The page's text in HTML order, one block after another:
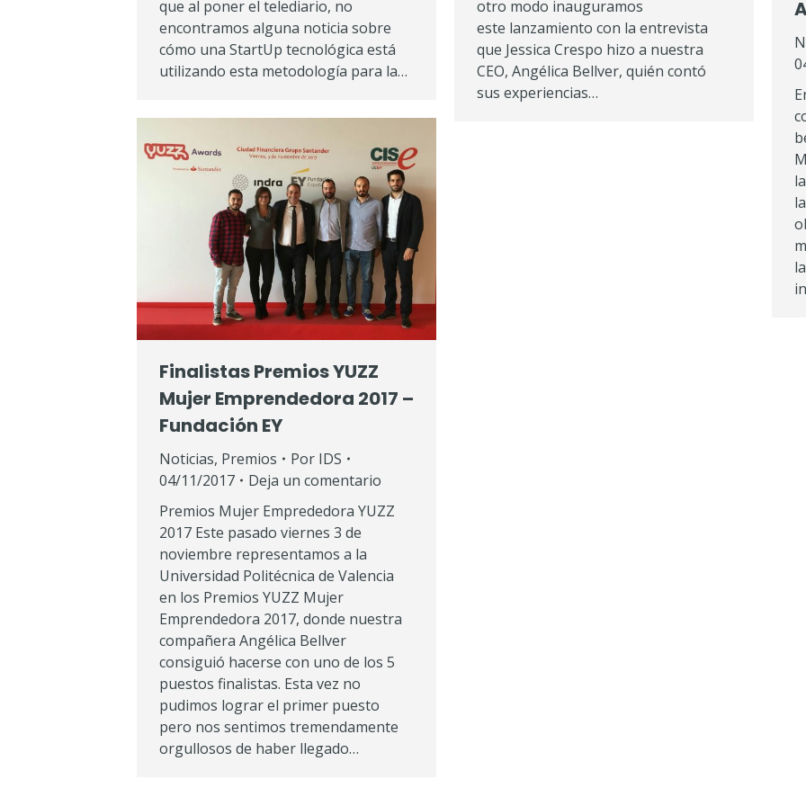
que al poner el telediario, no
encontramos alguna noticia sobre
cómo una StartUp tecnológica está
utilizando esta metodología para la…
otro modo inauguramos
este lanzamiento con la entrevista
que Jessica Crespo hizo a nuestra
CEO, Angélica Bellver, quién contó
sus experiencias…
Finalistas Premios YUZZ
Mujer Emprendedora 2017 –
Fundación EY
Noticias, Premios Por IDS
04/11/2017
Deja un comentario
Premios Mujer Emprededora YUZZ
2017 Este pasado viernes 3 de
noviembre representamos a la
Universidad Politécnica de Valencia
en los Premios YUZZ Mujer
Emprendedora 2017, donde nuestra
compañera Angélica Bellver
consiguió hacerse con uno de los 5
puestos finalistas. Esta vez no
pudimos lograr el primer puesto
pero nos sentimos tremendamente
orgullosos de haber llegado…